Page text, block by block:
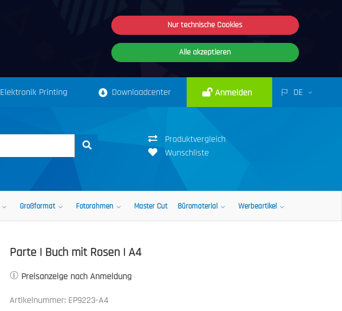
Nur technische Cookies
Alle akzeptieren
Elektronik Printing Downloadcenter Anmelden DE
Produktvergleich
Wunschliste
Großformat Fotorahmen Master Cut Büromaterial Werbeartikel
Parte | Buch mit Rosen | A4
Preisanzeige nach Anmeldung
Artikelnummer: EP9223-A4